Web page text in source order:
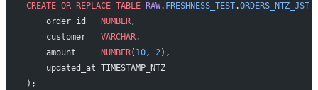
CREATE OR REPLACE TABLE RAW. FRESHNESS_TEST.ORDERS_NTZ_JST
    order_id
NUMBER,
    customer
VARCHAR,
    amount
NUMBER( 10, 2),
    updated_at TIMESTAMP_NTZ
);